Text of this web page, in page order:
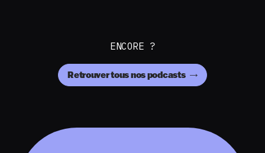
ENCORE ?
Retrouver tous nos podcasts